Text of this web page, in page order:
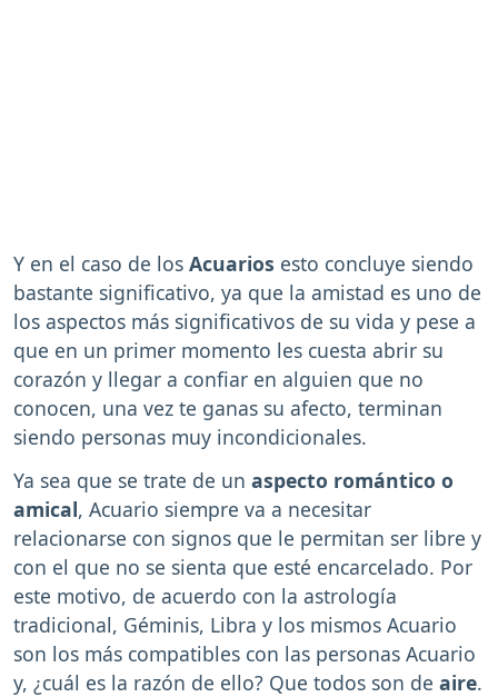
Y en el caso de los Acuarios esto concluye siendo
bastante significativo, ya que la amistad es uno de
los aspectos más significativos de su vida y pese a
que en un primer momento les cuesta abrir su
corazón y llegar a confiar en alguien que no
conocen, una vez te ganas su afecto, terminan
siendo personas muy incondicionales.
Ya sea que se trate de un aspecto romántico o
amical, Acuario siempre va a necesitar
relacionarse con signos que le permitan ser libre y
con el que no se sienta que esté encarcelado. Por
este motivo, de acuerdo con la astrología
tradicional, Géminis, Libra y los mismos Acuario
son los más compatibles con las personas Acuario
y, ¿cuál es la razón de ello? Que todos son de aire.